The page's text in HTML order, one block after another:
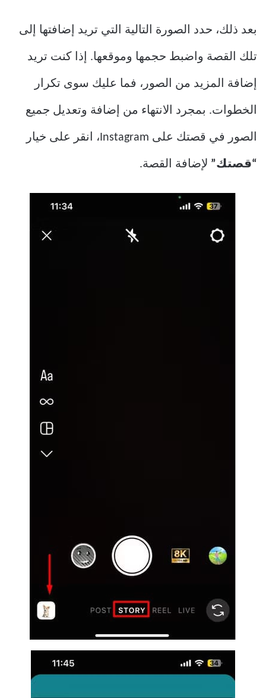
بعد ذلك، حدد الصورة التالية التي تريد إضافتها إلى
تلك القصة واضبط حجمها وموقعها. إذا كنت تريد
إضافة المزيد من الصور، فما عليك سوى تكرار
الخطوات. بمجرد الانتهاء من إضافة وتعديل جميع
الصور في قصتك على Instagram، انقر على خيار
“قصتك” لإضافة القصة.